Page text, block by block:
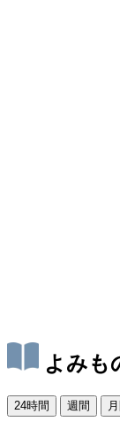
よみも
24時間 週間